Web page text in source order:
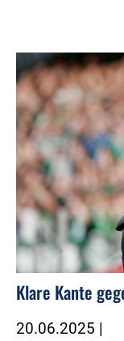
Klare Kante
20.06.2025 |